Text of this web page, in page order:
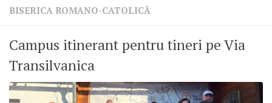
BISERICA ROMANO-CATOLICĂ
Campus itinerant pentru tineri pe Via
Transilvanica